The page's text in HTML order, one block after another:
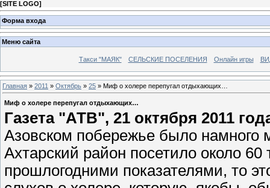
[SITE LOGO]
Форма входа
Меню сайта
Такси "МАЯК" СЕЛЬСКИЕ ПОСЕЛЕНИЯ Онлайн игры
Главная » 2011 » Октябрь » 25 » Миф о холере перепугал отдыхающих…
Миф о холере перепугал отдыхающих…
Газета "АТВ", 21 октября 2011
Азовском побережье было
Ахтарский район посетило около
прошлогодними показателями, то